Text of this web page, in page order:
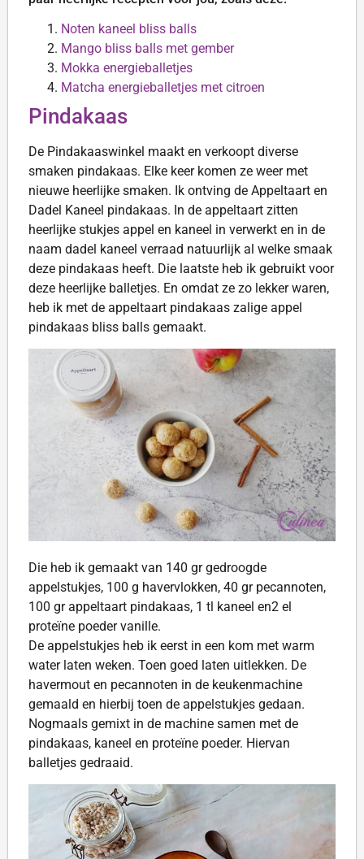
Noten kaneel bliss balls
Mango bliss balls met gember
Mokka energieballetjes
Matcha energieballetjes met citroen
Pindakaas
De Pindakaaswinkel maakt en verkoopt diverse
smaken pindakaas. Elke keer komen ze weer met
nieuwe heerlijke smaken. Ik ontving de Appeltaart en
Dadel Kaneel pindakaas. In de appeltaart zitten
heerlijke stukjes appel en kaneel in verwerkt en in de
naam dadel kaneel verraad natuurlijk al welke smaak
deze pindakaas heeft. Die laatste heb ik gebruikt voor
deze heerlijke balletjes. En omdat ze zo lekker waren,
heb ik met de appeltaart pindakaas zalige appel
pindakaas bliss balls gemaakt.
Die heb ik gemaakt van 140 gr gedroogde
appelstukjes, 100 g havervlokken, 40 gr pecannoten,
100 gr appeltaart pindakaas, 1 tl kaneel en2 el
proteïne poeder vanille.
De appelstukjes heb ik eerst in een kom met warm
water laten weken. Toen goed laten uitlekken. De
havermout en pecannoten in de keukenmachine
gemaald en hierbij toen de appelstukjes gedaan.
Nogmaals gemixt in de machine samen met de
pindakaas, kaneel en proteïne poeder. Hiervan
balletjes gedraaid.